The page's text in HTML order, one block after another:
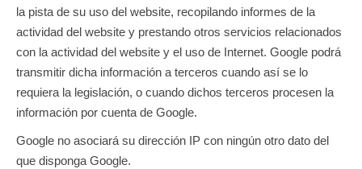
la pista de su uso del website, recopilando informes de la
actividad del website y prestando otros servicios relacionados
con la actividad del website y el uso de Internet. Google podrá
transmitir dicha información a terceros cuando así se lo
requiera la legislación, o cuando dichos terceros procesen la
información por cuenta de Google.
Google no asociará su dirección IP con ningún otro dato del
que disponga Google.